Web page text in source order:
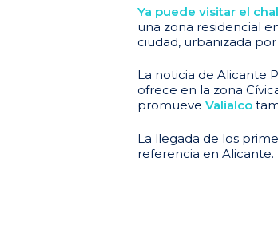
Ya puede visitar el
una zona residencial
ciudad, urbanizada por
La noticia de Alicante
ofrece en la zona
promueve Valialco
La llegada de los
referencia en Alicante.